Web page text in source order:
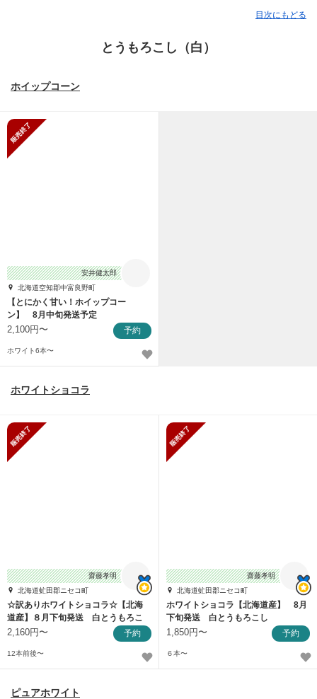
目次にもどる
とうもろこし（白）
ホイップコーン
安井健太郎
北海道空知郡中富良野町
【とにかく甘い！ホイップコー
ン】 8月中旬発送予定
2,100円〜 予約
ホワイト6本〜
ホワイトショコラ
齋藤孝明
北海道虻田郡ニセコ町
☆訳ありホワイトショコラ☆【北海
道産】８月下旬発送 白とうもろこ
し
2,160円〜 予約
12本前後〜
齋藤孝明
北海道虻田郡ニセコ町
ホワイトショコラ【北海道産】 8月
下旬発送 白とうもろこし
1,850円〜 予約
６本〜
ピュアホワイト